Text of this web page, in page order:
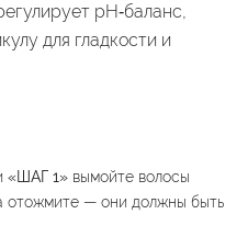
pH‑баланс,
для гладкости и
«ШАГ 1»вымойте волосы
отожмите — они должны быть